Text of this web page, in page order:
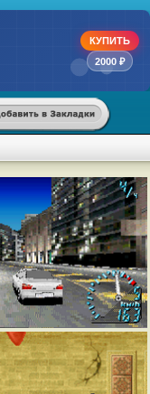
КУПИТЬ
2000 ₽